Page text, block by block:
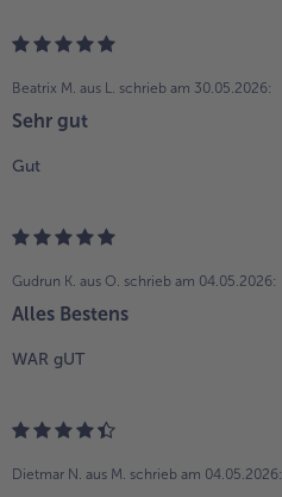
Beatrix M. aus L. schrieb am 30.05.2026:
Sehr gut
Gut
Gudrun K. aus O. schrieb am 04.05.2026:
Alles Bestens
WAR gUT
Dietmar N. aus M. schrieb am 04.05.2026: